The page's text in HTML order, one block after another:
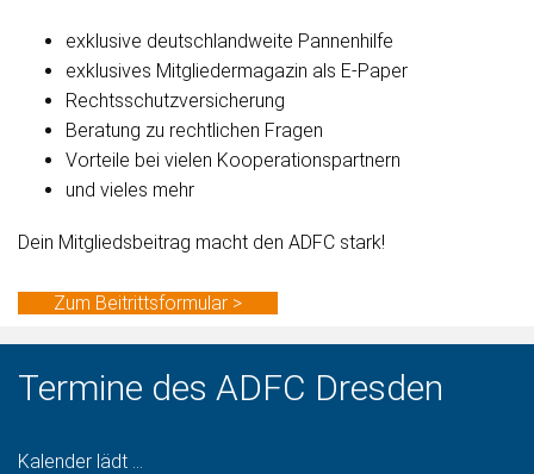
exklusive deutschlandweite Pannenhilfe
exklusives Mitgliedermagazin als E-Paper
Rechtsschutzversicherung
Beratung zu rechtlichen Fragen
Vorteile bei vielen Kooperationspartnern
und vieles mehr
Dein Mitgliedsbeitrag macht den ADFC stark!
Zum Beitrittsformular >
Termine des ADFC Dresden
Kalender lädt ...